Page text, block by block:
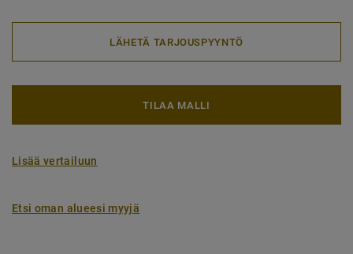
LÄHETÄ TARJOUSPYYNTÖ
TILAA MALLI
Lisää vertailuun
Etsi oman alueesi myyjä